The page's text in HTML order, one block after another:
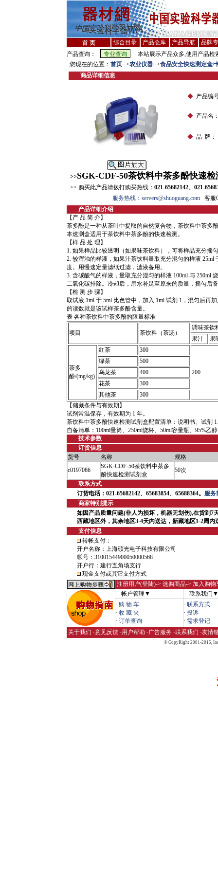
首 页 综合目录 产品仓库 产品导航
品牌
产品查询：
本站展示产品众多,使用产品检
您现在的位置： 首页-->农业仪器-->食品安全快速测定盒/
商品详细信息
◆ 产品编
◆ 产品名
◆ 品 牌：
>>SGK-CDF-50茶饮料中茶多酚快速检
>> 购买此产品请拨打购买热线： 021-65682142、021-
服务热线：servers@shuoguang.com客服
产品详细介绍
【产 品 简 介】
茶多酚是一种从茶叶中提取的自然复合物，茶饮料中茶多
本速测盒适用于茶饮料中茶多酚的快速检测。
【样 品 处 理】
1. 如果样品比较透明（如果味茶饮料），可将样品充分摇
2. 较浑浊的样液，如果汁茶饮料量取充分混匀的样液 25ml
度。用慢速定量滤纸过滤，滤液备用。
3. 含碳酸气的样液，量取充分混匀的样液 100ml 与 250ml
二氧化碳排除。冷却后，用水补足至原来的质量，摇匀后
【检 测 步 骤】
取试液 1ml 于 5ml 比色管中，加入 1ml 试剂 1，混匀后再
的读数就是该试样茶多酚含量。
表 各种茶饮料中茶多酚的限量标准
项目 茶饮料（茶汤）
调味茶饮
果汁
果
茶多
酚/(mg/kg)
红茶 300
200
绿茶
500
乌龙茶
400
花茶
300
其他茶
300
【储藏条件与有效期】
试剂常温保存，有效期为 1 年。
茶饮料中茶多酚快速检测试剂盒配置清单：说明书、试剂
自备清单：100ml量筒、250ml烧杯、50ml容量瓶、95%乙
技术参数
订货信息
货号
名称
规格
c0197086
SGK-CDF-50茶饮料中茶多
酚快速检测试剂盒
50次
联系方式
订货电话：021-65682142、65683854、65688364。 服务
商家特别提示
如因产品质量问题(非人为损坏，机器无划伤),在货到7
西藏地区外，其余地区3-4天内送达，新藏地区1-2周内
支付信息
转帐支付：
开户名称：上海硕光电子科技有限公司
帐号：31001544900050000568
开户行：建行五角场支行
现金支付或其它支付方式
注册用户(登陆)-> 选购商品-> 加入购
帐户管理▼
联系我们▼
· 购 物 车
· 收 藏 夹
· 订单查询
· 联系方式
· 投诉
· 需求登记
关于我们 -意见反馈 -用户帮助 -广告服务 -联系我们 -友情
© CopyRight 2001-2015,